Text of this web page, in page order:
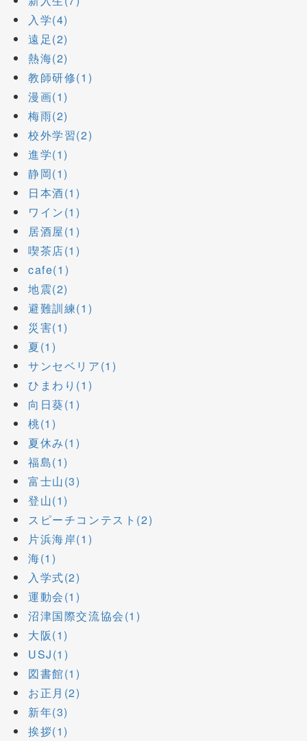
入学(4)
遠足(2)
熱海(2)
教師研修(1)
漫画(1)
梅雨(2)
校外学習(2)
進学(1)
静岡(1)
日本酒(1)
ワイン(1)
居酒屋(1)
喫茶店(1)
cafe(1)
地震(2)
避難訓練(1)
災害(1)
夏(1)
サンセベリア(1)
ひまわり(1)
向日葵(1)
桃(1)
夏休み(1)
福島(1)
富士山(3)
登山(1)
スピーチコンテスト(2)
片浜海岸(1)
海(1)
入学式(2)
運動会(1)
沼津国際交流協会(1)
大阪(1)
USJ(1)
図書館(1)
お正月(2)
新年(3)
挨拶(1)